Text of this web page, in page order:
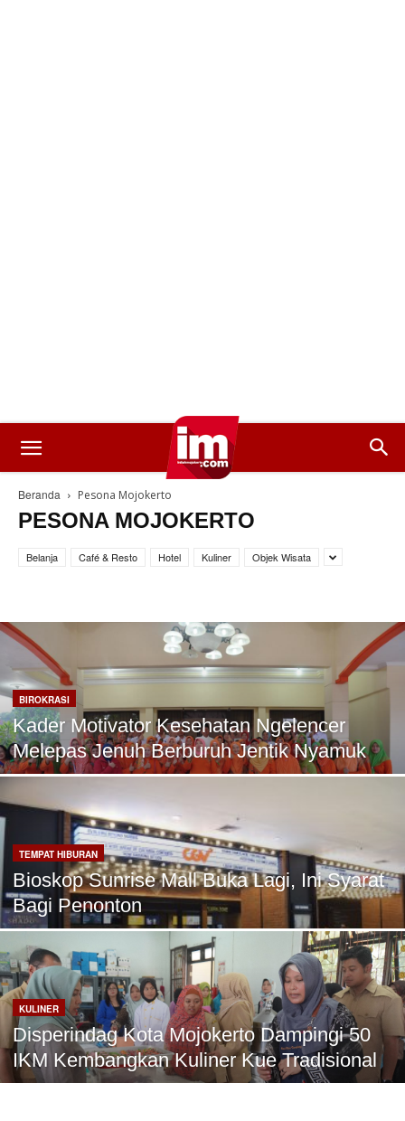
Beranda Pesona Mojokerto
PESONA MOJOKERTO
Belanja Café & Resto Hotel Kuliner Objek Wisata
BIROKRASI
Kader Motivator Kesehatan Ngelencer
Melepas Jenuh Berburuh Jentik Nyamuk
TEMPAT HIBURAN
Bioskop Sunrise Mall Buka Lagi, Ini Syarat
Bagi Penonton
KULINER
Disperindag Kota Mojokerto Dampingi 50
IKM Kembangkan Kuliner Kue Tradisional